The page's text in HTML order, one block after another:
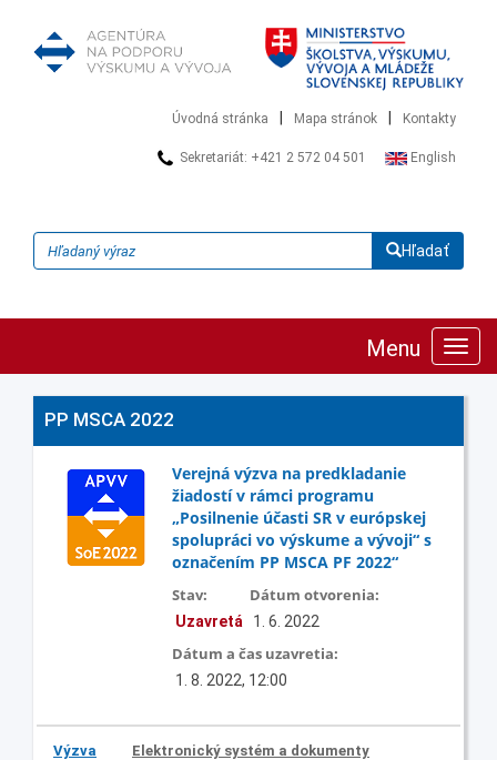
Úvodná stránka Mapa stránok Kontakty
Sekretariát: +421 2 572 04 501 English
Hľadať
Menu
PP MSCA 2022
Verejná výzva na predkladanie
žiadostí v rámci programu
„Posilnenie účasti SR v európskej
spolupráci vo výskume a vývoji“ s
označením PP MSCA PF 2022“
Stav:
Uzavretá
Dátum otvorenia:
1. 6. 2022
Dátum a čas uzavretia:
1. 8. 2022, 12:00
Výzva Elektronický systém a dokumenty